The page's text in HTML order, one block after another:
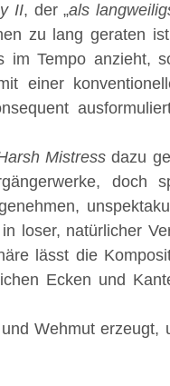
II, der „als
zu lang geraten
im Tempo anzieht,
einer
Mistress dazu
doch
loser, natürlicher
lässt die
Ecken und
Wehmut erzeugt,